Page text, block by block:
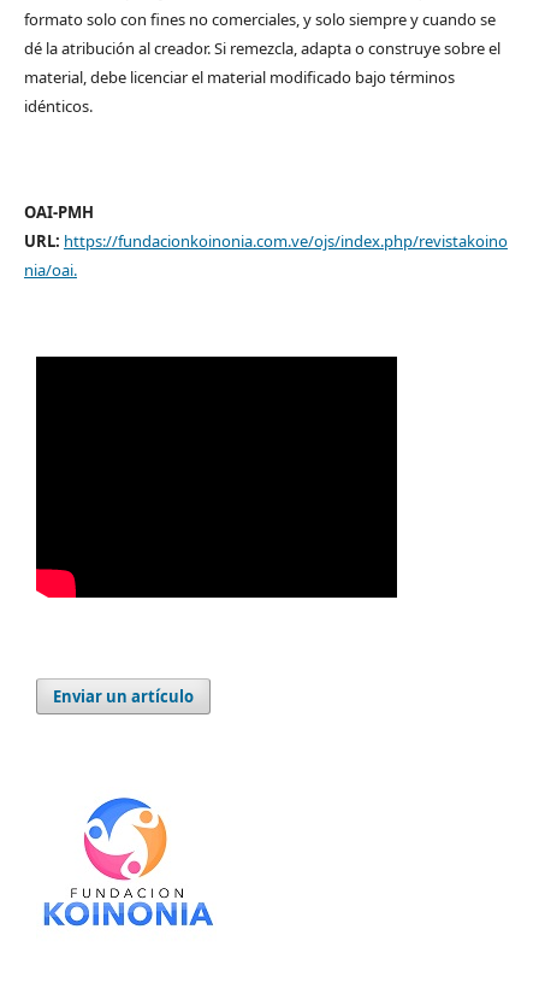
formato solo con fines no comerciales, y solo siempre y cuando se
dé la atribución al creador. Si remezcla, adapta o construye sobre el
material, debe licenciar el material modificado bajo términos
idénticos.
OAI-PMH
URL: https://fundacionkoinonia.com.ve/ojs/index.php/revistakoino
nia/oai.
Enviar un artículo